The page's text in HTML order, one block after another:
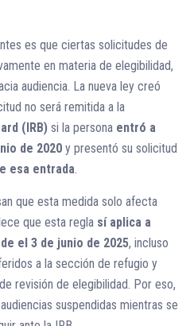
es que ciertas solicitudes de
en materia de elegibilidad,
audiencia. La nueva ley creó
no será remitida a la
(IRB) si la persona entró a
de 2020 y presentó su solicitud
esa entrada
que esta medida solo afecta
que esta regla sí aplica a
el 3 de junio de 2025, incluso
a la sección de refugio y
revisión de elegibilidad. Por eso,
suspendidas mientras se